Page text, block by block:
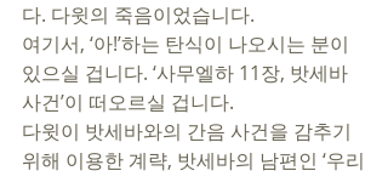
다. 다윗의 죽음이었습니다.
여기서, ‘아!’하는 탄식이 나오시는 분이
있으실 겁니다. ‘사무엘하 11장, 밧세바
사건’이 떠오르실 겁니다.
다윗이 밧세바와의 간음 사건을 감추기
위해 이용한 계략, 밧세바의 남편인 ‘우리